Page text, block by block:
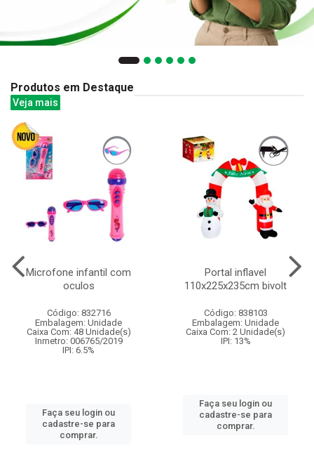
Produtos em Destaque
Veja mais
Microfone infantil com
oculos
Código: 832716
Embalagem: Unidade
Caixa Com: 48 Unidade(s)
Inmetro: 006765/2019
IPI: 6.5%
Faça seu login ou
cadastre-se para
comprar.
Portal inflavel
110x225x235cm bivolt
Código: 838103
Embalagem: Unidade
Caixa Com: 2 Unidade(s)
IPI: 13%
Faça seu login ou
cadastre-se para
comprar.